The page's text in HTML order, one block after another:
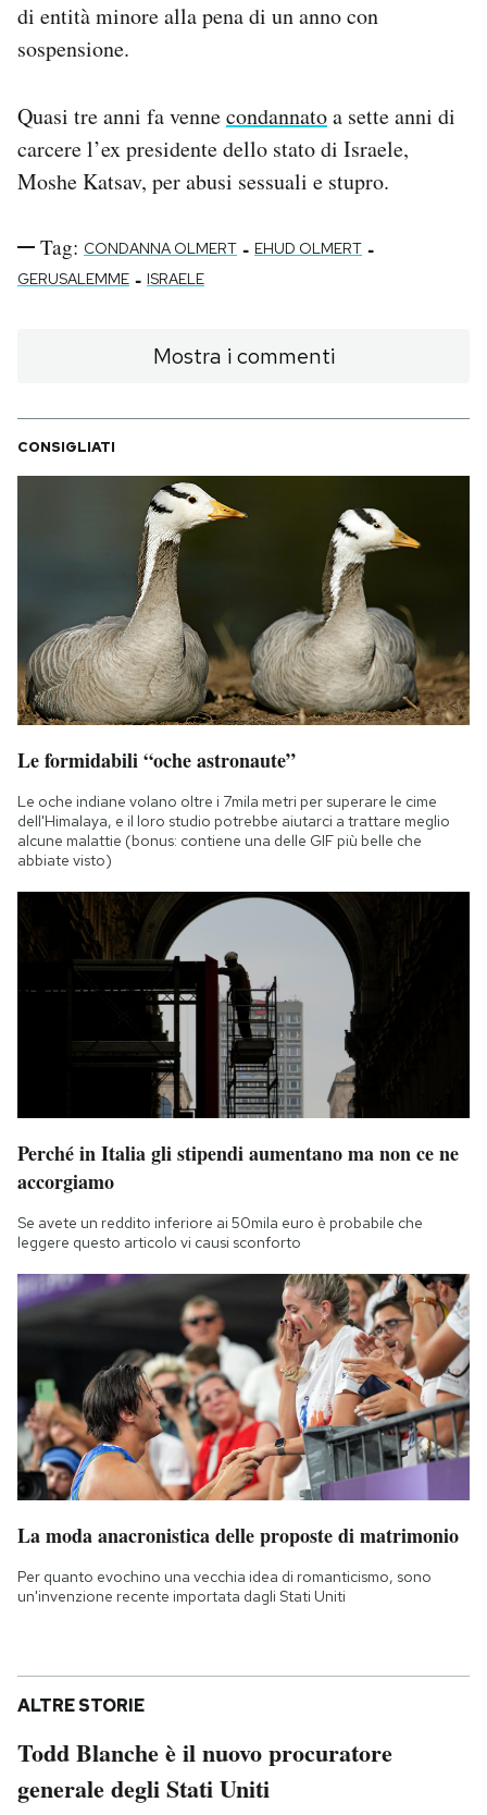
di entità minore alla pena di un anno con
sospensione.
Quasi tre anni fa vennecondannatoa sette anni di
carcere l’ex presidente dello stato di Israele,
Moshe Katsav, per abusi sessuali e stupro.
Tag: CONDANNA OLMERT - EHUD OLMERT -
GERUSALEMME - ISRAELE
Mostra i commenti
CONSIGLIATI
Le formidabili “oche astronaute”
Le oche indiane volano oltre i 7mila metri per superare le cime
dell'Himalaya, e il loro studio potrebbe aiutarci a trattare meglio
alcune malattie (bonus: contiene una delle GIF più belle che
abbiate visto)
Perché in Italia gli stipendi aumentano ma non ce ne
accorgiamo
Se avete un reddito inferiore ai 50mila euro è probabile che
leggere questo articolo vi causi sconforto
La moda anacronistica delle proposte di matrimonio
Per quanto evochino una vecchia idea di romanticismo, sono
un'invenzione recente importata dagli Stati Uniti
ALTRE STORIE
Todd Blanche è il nuovo procuratore
generale degli Stati Uniti